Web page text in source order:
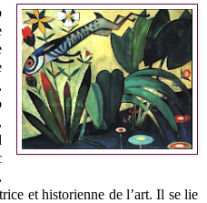
et historienne de l’art. Il se lie